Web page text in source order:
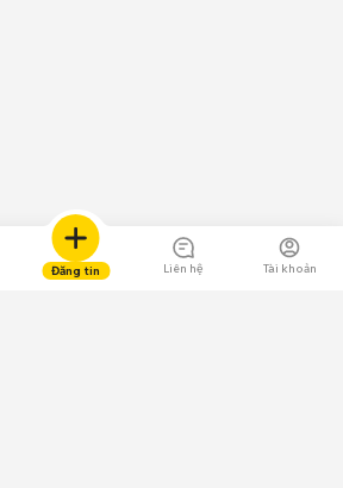
Đăng tin Liên hệ Tài khoản